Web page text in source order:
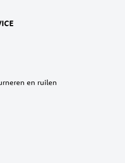
en ruilen